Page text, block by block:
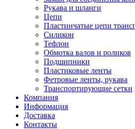
Рукава и шланги
Цепи
Пластинчатые цепи
Силикон
Тефлон
Обмотка валов и роликов
Подшипники
Пластиковые ленты
Фетровые ленты, рукава
Транспортирующие сетки
Компания
Информация
Доставка
Контакты